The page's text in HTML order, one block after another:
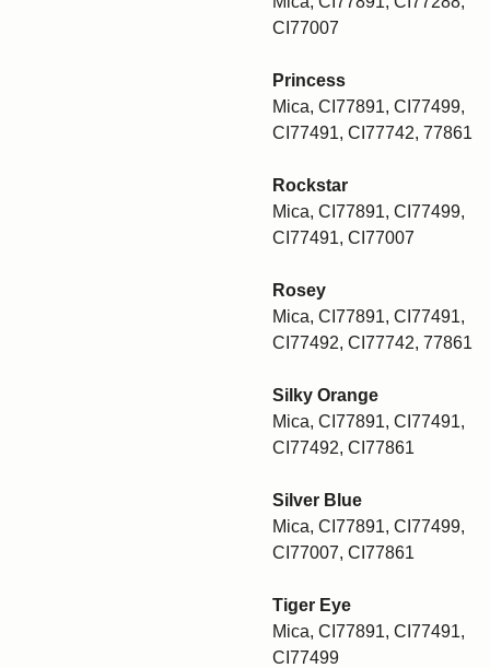
CI77007
Princess
Mica, CI77891, CI77499,
CI77491, CI77742, 77861
Rockstar
Mica, CI77891, CI77499,
CI77491, CI77007
Rosey
Mica, CI77891, CI77491,
CI77492, CI77742, 77861
Silky Orange
Mica, CI77891, CI77491,
CI77492, CI77861
Silver Blue
Mica, CI77891, CI77499,
CI77007, CI77861
Tiger Eye
Mica, CI77891, CI77491,
CI77499